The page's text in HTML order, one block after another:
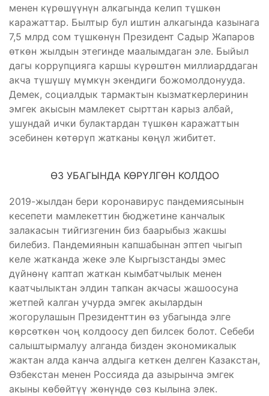
менен күрөшүүнүн алкагында келип түшкөн
каражаттар. Былтыр бул иштин алкагында казынага
7,5 млрд сом түшкөнүн Президент Садыр Жапаров
өткөн жылдын этегинде маалымдаган эле. Быйыл
дагы коррупцияга каршы күрөштөн миллиарддаган
акча түшүшү мүмкүн экендиги божомолдонууда.
Демек, социалдык тармактын кызматкерлеринин
эмгек акысын мамлекет сырттан карыз албай,
ушундай ички булактардан түшкөн каражаттын
эсебинен көтөрүп жатканы көңүл жибитет.
ӨЗ УБАГЫНДА КӨРҮЛГӨН КОЛДОО
2019-жылдан бери коронавирус пандемиясынын
кесепети мамлекеттин бюджетине канчалык
залакасын тийгизгенин биз баарыбыз жакшы
билебиз. Пандемиянын капшабынан эптеп чыгып
келе жатканда жеке эле Кыргызстанды эмес
дүйнөнү каптап жаткан кымбатчылык менен
каатчылыктан элдин тапкан акчасы жашоосуна
жетпей калган учурда эмгек акылардын
жогорулашын Президенттин өз убагында элге
көрсөткөн чоң колдоосу деп билсек болот. Себеби
салыштырмалуу алганда бизден экономикалык
жактан алда канча алдыга кеткен делген Казакстан,
Өзбекстан менен Россияда да азырынча эмгек
акыны көбөйтүү жөнүндө сөз кылына элек.